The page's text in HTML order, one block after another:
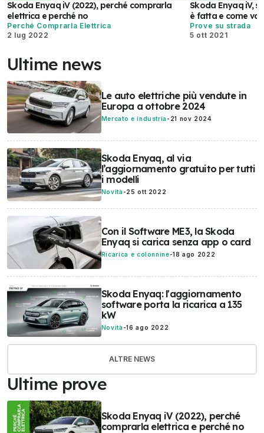
Skoda Enyaq iV (2022), perché comprarla
elettrica e perché no
Perché Comprarla Elettrica
2 lug 2022
Skoda Enyaq iV,
è fatta e come va
Prove su strada
5 ott 2021
Ultime news
Le auto elettriche più vendute in
Europa a ottobre 2024
Mercato e industria - 21 nov 2024
Skoda Enyaq, al via
l’aggiornamento gratuito per tutti
i modelli
Novità -25 ott 2022
Con il Software ME3, la Skoda
Enyaq si carica senza app o card
Ricarica e colonnine-18 ago 2022
Skoda Enyaq: l'aggiornamento
software porta la ricarica a 135
kW
Novità -16 ago 2022
ALTRE NEWS
Ultime prove
Skoda Enyaq iV (2022), perché
comprarla elettrica e perché no